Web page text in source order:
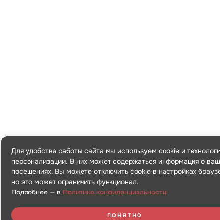
Для удобства работы сайта мы используем cookie и
персонализации. В них может содержаться информация о
посещениях. Вы можете отключить cookie в настройках
но это может ограничить функционал.
Подробнее — в Политике конфиденциальности
ПОНЯТНО